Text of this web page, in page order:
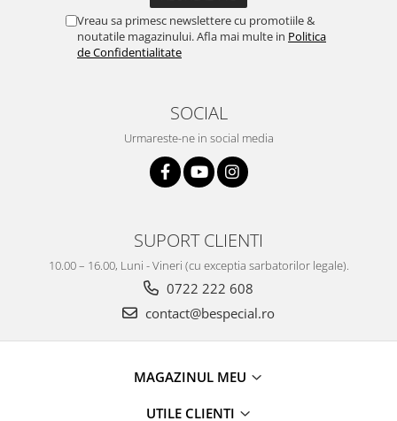
Vreau sa primesc newslettere cu promotiile &
noutatile magazinului. Afla mai multe in Politica
de Confidentialitate
SOCIAL
Urmareste-ne in social media
SUPORT CLIENTI
10.00 – 16.00, Luni - Vineri (cu exceptia sarbatorilor legale).
0722 222 608
contact@bespecial.ro
MAGAZINUL MEU
UTILE CLIENTI